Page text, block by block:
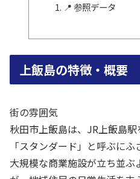
📍 参照データ
上飯島の特徴・概要
街の雰囲気
秋田市上飯島は、JR上飯島
「スタンダード」と呼ぶに
大規模な商業施設が立ち並